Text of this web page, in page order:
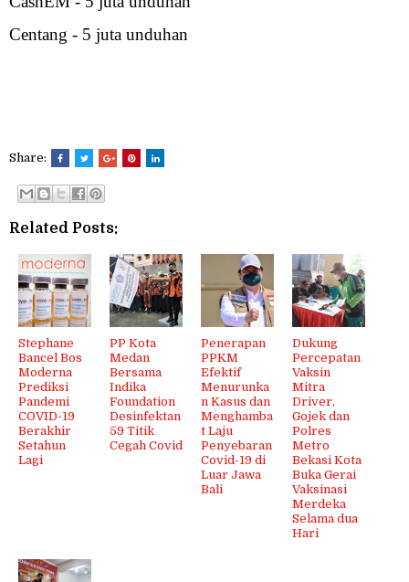
Centang - 5 juta unduhan
Share:
Related Posts:
Stephane
Bancel Bos
Moderna
Prediksi
Pandemi
COVID-19
Berakhir
Setahun
Lagi
PP Kota
Medan
Bersama
Indika
Foundation
Desinfektan
59 Titik
Cegah Covid
Penerapan
PPKM
Efektif
Menurunka
n Kasus dan
Menghamba
t Laju
Penyebaran
Covid-19 di
Luar Jawa
Bali
Dukung
Percepatan
Vaksin
Mitra
Driver,
Gojek dan
Polres
Metro
Bekasi Kota
Buka Gerai
Vaksinasi
Merdeka
Selama dua
Hari